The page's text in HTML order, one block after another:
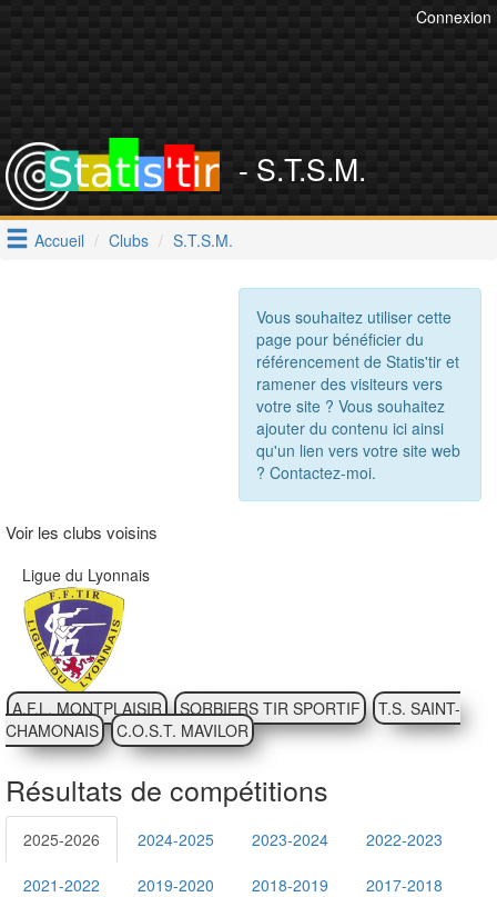
Connexion
- S.T.S.M.
Accueil Clubs S.T.S.M.
Vous souhaitez utiliser cette
page pour bénéficier du
référencement de Statis'tir et
ramener des visiteurs vers
votre site ? Vous souhaitez
ajouter du contenu ici ainsi
qu'un lien vers votre site web
? Contactez-moi.
Voir les clubs voisins
Ligue du Lyonnais
A.F.L. MONTPLAISIR SORBIERS TIR SPORTIF
T.S. SAINT-
CHAMONAIS
C.O.S.T. MAVILOR
Résultats de compétitions
2025-2026 2024-2025 2023-2024 2022-2023
2021-2022 2019-2020 2018-2019 2017-2018